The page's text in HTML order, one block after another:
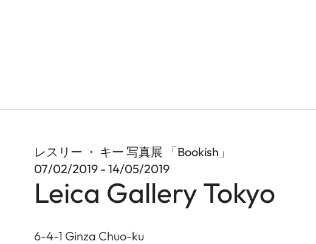
レスリー ・ キー 写真展 「Bookish」
07/02/2019 - 14/05/2019
Leica Gallery Tokyo
6-4-1 Ginza Chuo-ku